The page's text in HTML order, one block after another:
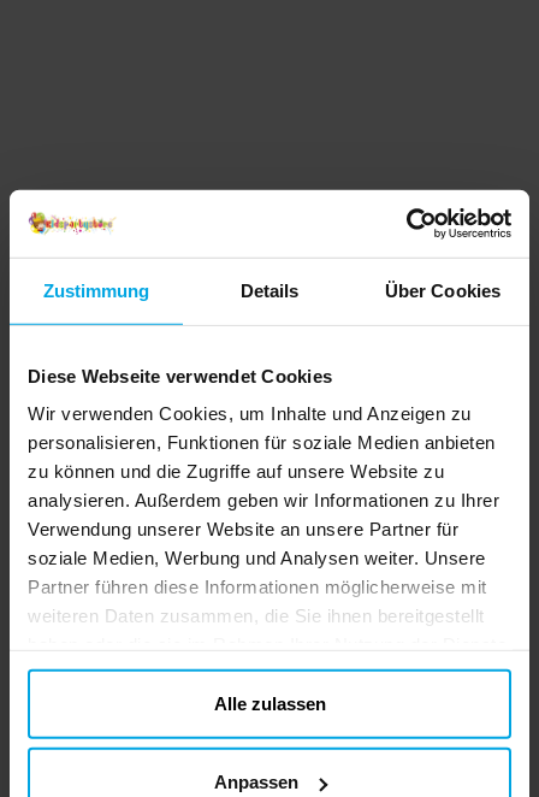
Zustimmung Details Über Cookies
Diese Webseite verwendet Cookies
Wir verwenden Cookies, um Inhalte und Anzeigen zu
personalisieren, Funktionen für soziale Medien anbieten
zu können und die Zugriffe auf unsere Website zu
analysieren. Außerdem geben wir Informationen zu Ihrer
Verwendung unserer Website an unsere Partner für
soziale Medien, Werbung und Analysen weiter. Unsere
Partner führen diese Informationen möglicherweise mit
weiteren Daten zusammen, die Sie ihnen bereitgestellt
gesammelt haben. Ihre Einwilligung können Sie jederzeit.
Alle zulassen
Anpassen